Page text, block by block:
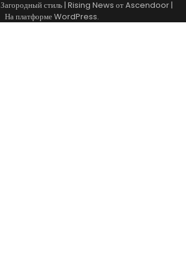
Загородный стиль| Rising News отAscendoor|
На платформеWordPress.